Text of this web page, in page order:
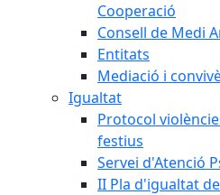
Cooperació
Consell de Medi
Entitats
Mediació i
Igualtat
Protocol
festius
Servei d'Atenció
II Pla d'igualtat